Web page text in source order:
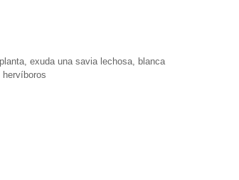
exuda una savia lechosa, blanca